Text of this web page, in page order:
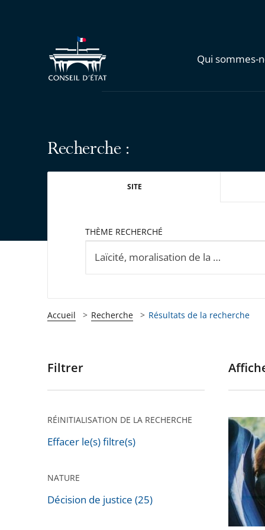
Qui sommes-
Recherche :
SITE
THÈME RECHERCHÉ
Accueil Recherche Résultats de la recherche
Passer
pour
après
Filtrer
RÉINITIALISATION DE LA RECHERCHE
Effacer le(s) filtre(s)
NATURE
Décision de justice (25)
La
de
pour
tous
les